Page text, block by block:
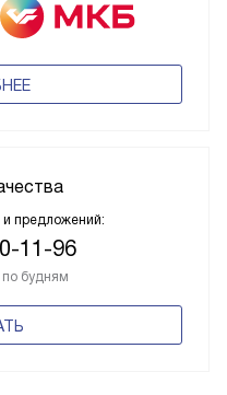
предложений:
11-96
по будням